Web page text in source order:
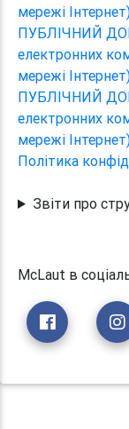
мережі
ПУБЛІЧНИЙ
електронних
мережі
ПУБЛІЧНИЙ
електронних
мережі
Політика
Звіти про
McLaut в